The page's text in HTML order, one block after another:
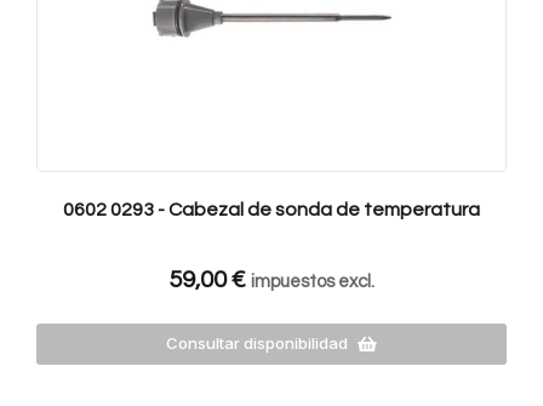
0602 0293 - Cabezal de sonda de temperatura
59,00€ impuestos excl.
Consultar disponibilidad